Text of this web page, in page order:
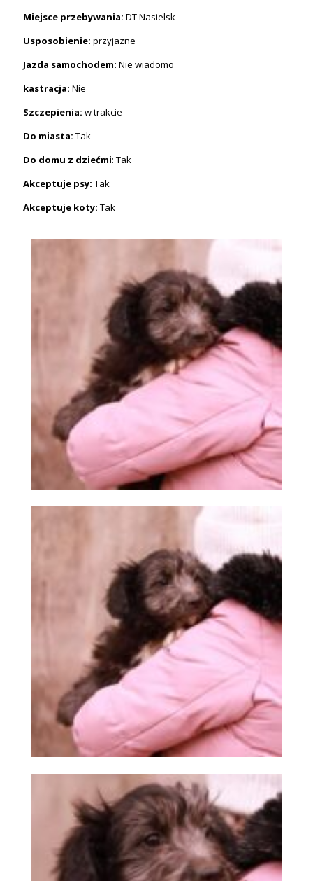
Miejsce przebywania: DT Nasielsk
Usposobienie: przyjazne
Jazda samochodem: Nie wiadomo
kastracja: Nie
Szczepienia: w trakcie
Do miasta: Tak
Do domu z dziećmi: Tak
Akceptuje psy: Tak
Akceptuje koty: Tak